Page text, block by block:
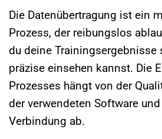
Die Datenübertragung ist ein
Prozess, der reibungslos
du deine Trainingsergebnisse
präzise einsehen kannst. Die
Prozesses hängt von der
der verwendeten Software
Verbindung ab.